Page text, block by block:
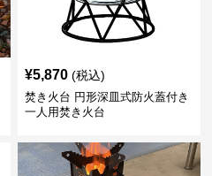
¥5,870 (税込)
焚き火台 円形深皿式防火蓋付き
一人用焚き火台